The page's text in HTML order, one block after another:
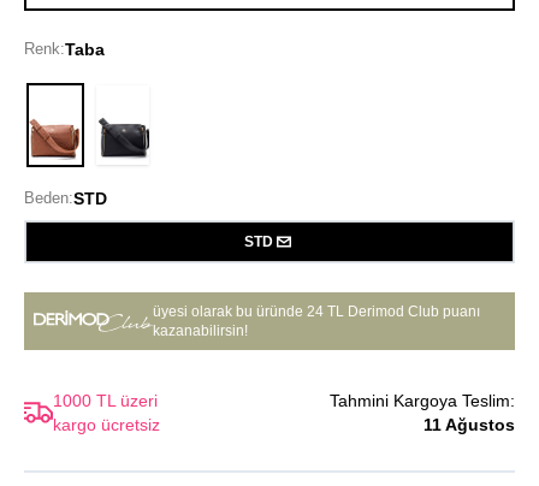
Renk:Taba
Taba
Beden:STD
STD
üyesi olarak bu üründe 24 TL Derimod Club puanı
kazanabilirsin!
1000 TL üzeri
kargo ücretsiz
Tahmini Kargoya Teslim:
11 Ağustos